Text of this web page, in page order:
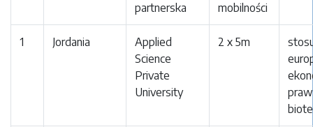
partnerska
mobilności
1 Jordania
Applied
Science
Private
University
2 x 5m